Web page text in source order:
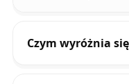
Czym wyróżnia